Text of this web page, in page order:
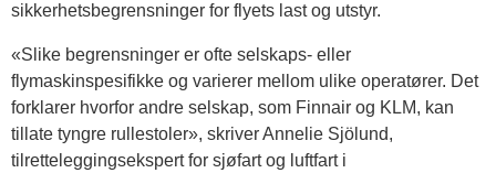
sikkerhetsbegrensninger for flyets last og utstyr.
«Slike begrensninger er ofte selskaps- eller
flymaskinspesifikke og varierer mellom ulike operatører. Det
forklarer hvorfor andre selskap, som Finnair og KLM, kan
tillate tyngre rullestoler», skriver Annelie Sjölund,
tilretteleggingsekspert for sjøfart og luftfart i